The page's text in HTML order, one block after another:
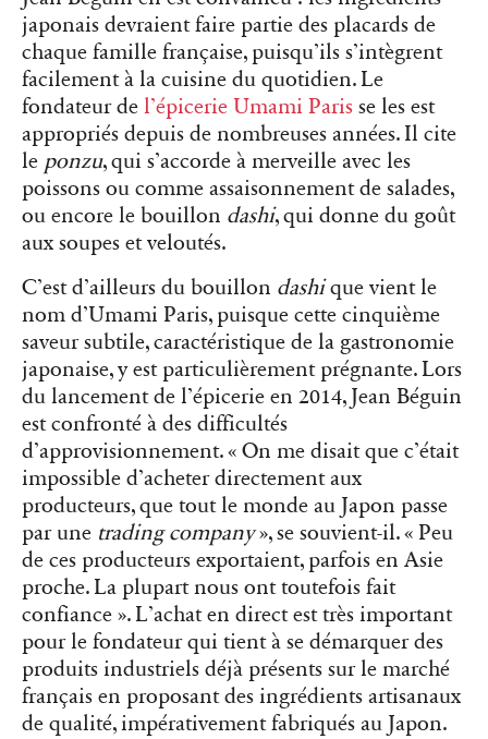
japonais devraient faire partie des placards de
chaque famille française, puisqu’ils s’intègrent
facilement à la cuisine du quotidien. Le
fondateur de l’épicerie Umami Paris se les est
appropriés depuis de nombreuses années. Il cite
le ponzu, qui s’accorde à merveille avec les
poissons ou comme assaisonnement de salades,
ou encore le bouillon dashi, qui donne du goût
aux soupes et veloutés.
C’est d’ailleurs du bouillon dashique vient le
nom d’Umami Paris, puisque cette cinquième
saveur subtile, caractéristique de la gastronomie
japonaise, y est particulièrement prégnante. Lors
du lancement de l’épicerie en 2014, Jean Béguin
est confronté à des difficultés
d’approvisionnement. « On me disait que c’était
impossible d’acheter directement aux
producteurs, que tout le monde au Japon passe
par une trading company», se souvient-il. « Peu
de ces producteurs exportaient, parfois en Asie
proche. La plupart nous ont toutefois fait
confiance ». L’achat en direct est très important
pour le fondateur qui tient à se démarquer des
produits industriels déjà présents sur le marché
français en proposant des ingrédients artisanaux
de qualité, impérativement fabriqués au Japon.